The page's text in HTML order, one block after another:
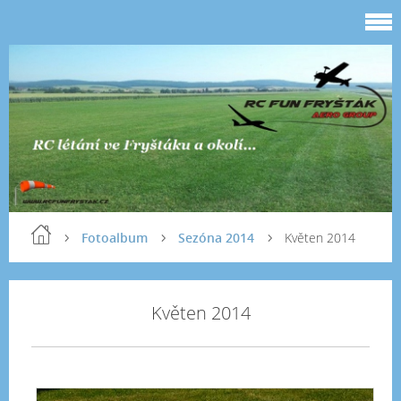
Fotoalbum Sezóna 2014 Květen 2014
Květen 2014